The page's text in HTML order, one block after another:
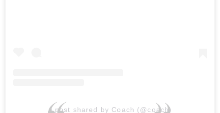
A post shared by Coach (@coach)